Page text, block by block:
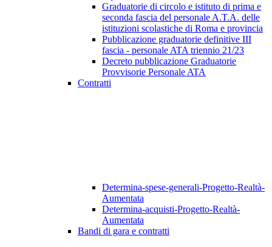
Graduatorie di circolo e istituto di prima e
seconda fascia del personale A.T.A. delle
istituzioni scolastiche di Roma e provincia
Pubblicazione graduatorie definitive III
fascia - personale ATA triennio 21/23
Decreto pubblicazione Graduatorie
Provvisorie Personale ATA
Contratti
Determina-spese-generali-Progetto-Realtà-
Aumentata
Determina-acquisti-Progetto-Realtà-
Aumentata
Bandi di gara e contratti